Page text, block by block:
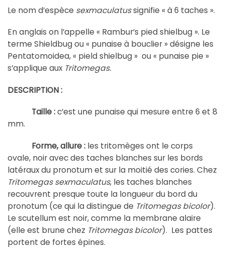
Le nom d’espèce sexmaculatussignifie « à 6 taches ».
En anglais on l’appelle « Rambur’s pied shielbug ». Le
terme Shieldbug ou « punaise à bouclier » désigne les
Pentatomoidea, « pield shielbug » ou « punaise pie »
s’applique aux Tritomegas.
DESCRIPTION :
Taille :c’est une punaise qui mesure entre 6 et 8
mm.
Forme, allure : les tritomèges ont le corps
ovale, noir avec des taches blanches sur les bords
latéraux du pronotum et sur la moitié des cories. Chez
Tritomegas sexmaculatus, les taches blanches
recouvrent presque toute la longueur du bord du
pronotum (ce qui la distingue de Tritomegas bicolor).
Le scutellum est noir, comme la membrane alaire
(elle est brune chez Tritomegas bicolor). Les pattes
portent de fortes épines.